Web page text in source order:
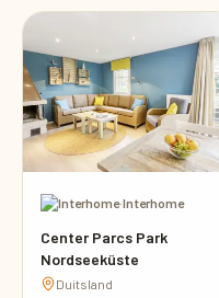
·Interhome
Center Parcs Park
Nordseeküste
Duitsland